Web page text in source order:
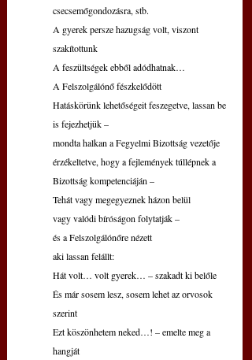
csecsemőgondozásra, stb.
A gyerek persze hazugság volt, viszont
szakítottunk
A feszültségek ebből adódhatnak…
A Felszolgálónő fészkelődött
Hatáskörünk lehetőségeit feszegetve, lassan be
is fejezhetjük –
mondta halkan a Fegyelmi Bizottság vezetője
érzékeltetve, hogy a fejlemények túllépnek a
Bizottság kompetenciáján –
Tehát vagy megegyeznek házon belül
vagy valódi bíróságon folytatják –
és a Felszolgálónőre nézett
aki lassan felállt:
Hát volt… volt gyerek… – szakadt ki belőle
És már sosem lesz, sosem lehet az orvosok
szerint
Ezt köszönhetem neked…! – emelte meg a
hangját